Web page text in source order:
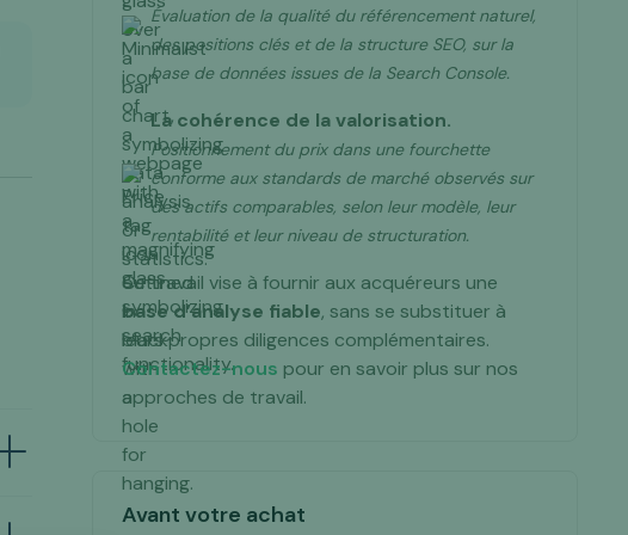
Évaluation de la qualité du référencement naturel,
des positions clés et de la structure SEO, sur la
base de données issues de la Search Console.
La cohérence de la valorisation.
Positionnement du prix dans une fourchette
conforme aux standards de marché observés sur
des actifs comparables, selon leur modèle, leur
rentabilité et leur niveau de structuration.
Ce travail vise à fournir aux acquéreurs une
base d’analyse fiable, sans se substituer à
leurs propres diligences complémentaires.
Contactez-nous pour en savoir plus sur nos
approches de travail.
Avant votre achat